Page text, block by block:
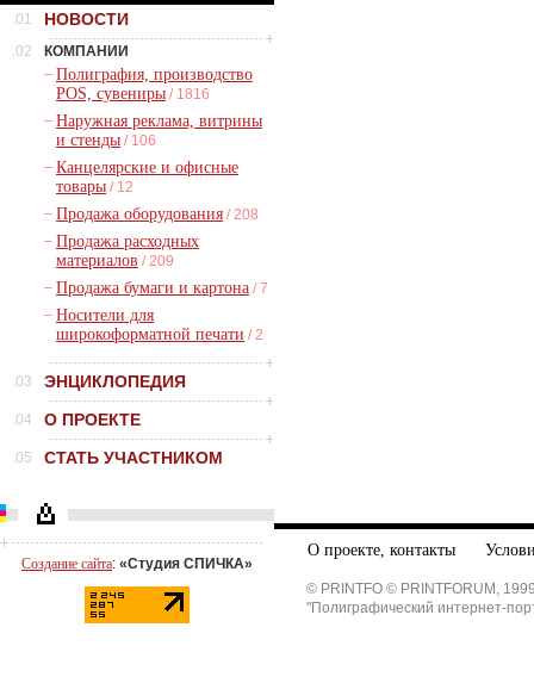
.01 НОВОСТИ
.02
КОМПАНИИ
– Полиграфия, производство
POS, сувениры / 1816
– Наружная реклама, витрины
и стенды / 106
– Канцелярские и офисные
товары / 12
– Продажа оборудования / 208
– Продажа расходных
материалов / 209
– Продажа бумаги и картона / 7
– Носители для
широкоформатной печати / 2
.03 ЭНЦИКЛОПЕДИЯ
.04 О ПРОЕКТЕ
.05 СТАТЬ УЧАСТНИКОМ
Создание сайта: «Студия СПИЧКА»
О проекте, контакты
© PRINTFO © PRINTFORUM,
"Полиграфический интернет-